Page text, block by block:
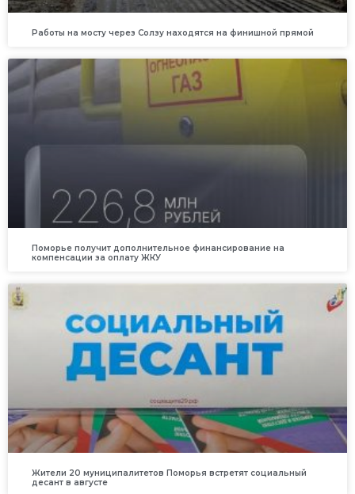
Работы на мосту через Солзу находятся на финишной прямой
Поморье получит дополнительное финансирование на
компенсации за оплату ЖКУ
Жители 20 муниципалитетов Поморья встретят социальный
десант в августе